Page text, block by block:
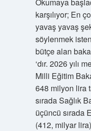
karşılıyor; En
yavaş yavaş
söylenmek
bütçe alan
‘dır. 2026 yılı
Milli Eğitim
648 milyon lira
sırada Sağlık
üçüncü sırada
(412, milyar